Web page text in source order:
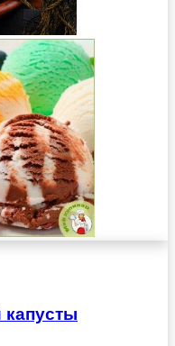
капусты